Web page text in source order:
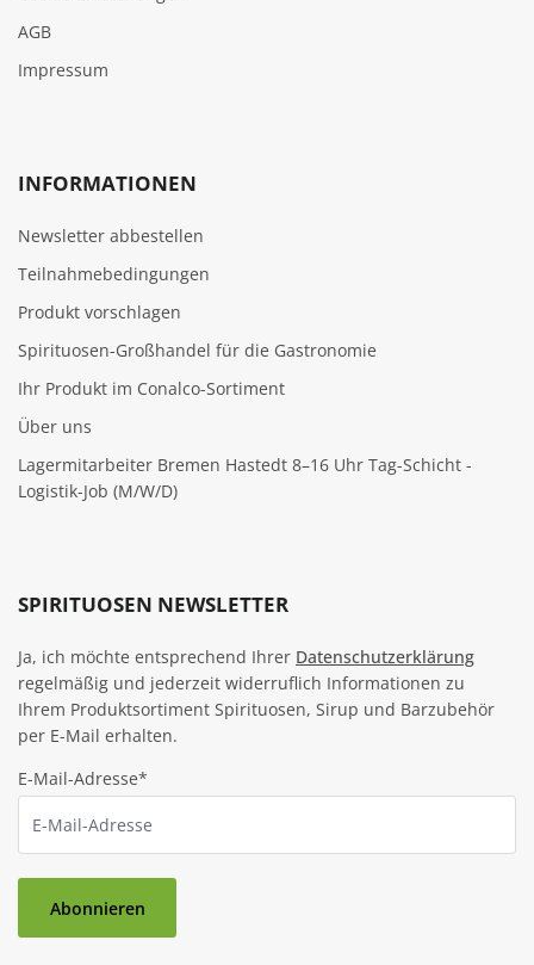
AGB
Impressum
INFORMATIONEN
Newsletter abbestellen
Teilnahmebedingungen
Produkt vorschlagen
Spirituosen-Großhandel für die Gastronomie
Ihr Produkt im Conalco-Sortiment
Über uns
Lagermitarbeiter Bremen Hastedt 8–16 Uhr Tag-Schicht -
Logistik-Job (M/W/D)
SPIRITUOSEN NEWSLETTER
Ja, ich möchte entsprechend Ihrer Datenschutzerklärung
regelmäßig und jederzeit widerruflich Informationen zu
Ihrem Produktsortiment Spirituosen, Sirup und Barzubehör
per E-Mail erhalten.
E-Mail-Adresse*
Abonnieren